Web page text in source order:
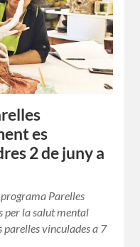
es
2 de juny a
Parelles
per la salut mental
parelles vinculades a 7